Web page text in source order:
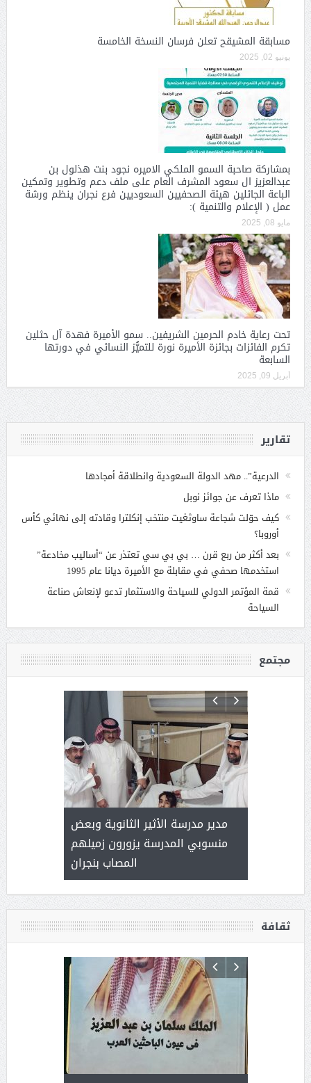
مسابقة المشيقح تعلن فرسان النسخة الخامسة
يونيو 02, 2025
بمشاركة صاحبة السمو الملكي الاميره نجود بنت هذلول بن
عبدالعزيز ال سعود المشرف العام على ملف دعم وتطوير وتمكين
الباعة الجائلين هيئة الصحفيين السعوديين فرع نجران ينظم ورشة
عمل ( الإعلام والتنمية ):
مايو 08, 2025
تحت رعاية خادم الحرمين الشريفين.. سمو الأميرة فهدة آل حثلين
تكرم الفائزات بجائزة الأميرة نورة للتميُّز النسائي في دورتها
السابعة
أبريل 09, 2025
تقارير
الدرعية”.. مهد الدولة السعودية وانطلاقة أمجادها
ماذا تعرف عن جوائز نوبل
كيف حوّلت شجاعة ساوثغيت منتخب إنكلترا وقادته إلى نهائي كأس
أوروبا؟
بعد أكثر من ربع قرن … بي بي سي تعتذر عن “أساليب مخادعة”
استخدمها صحفي في مقابلة مع الأميرة ديانا عام 1995
قمة المؤتمر الدولي للسياحة والاستثمار تدعو لإنعاش صناعة
السياحة
مجتمع
( محمد
مدير مدرسة الأثير الثانوية وبعض
منسوبي المدرسة يزورون زميلهم
المصاب بنجران
) .. ميراث
ثقافة